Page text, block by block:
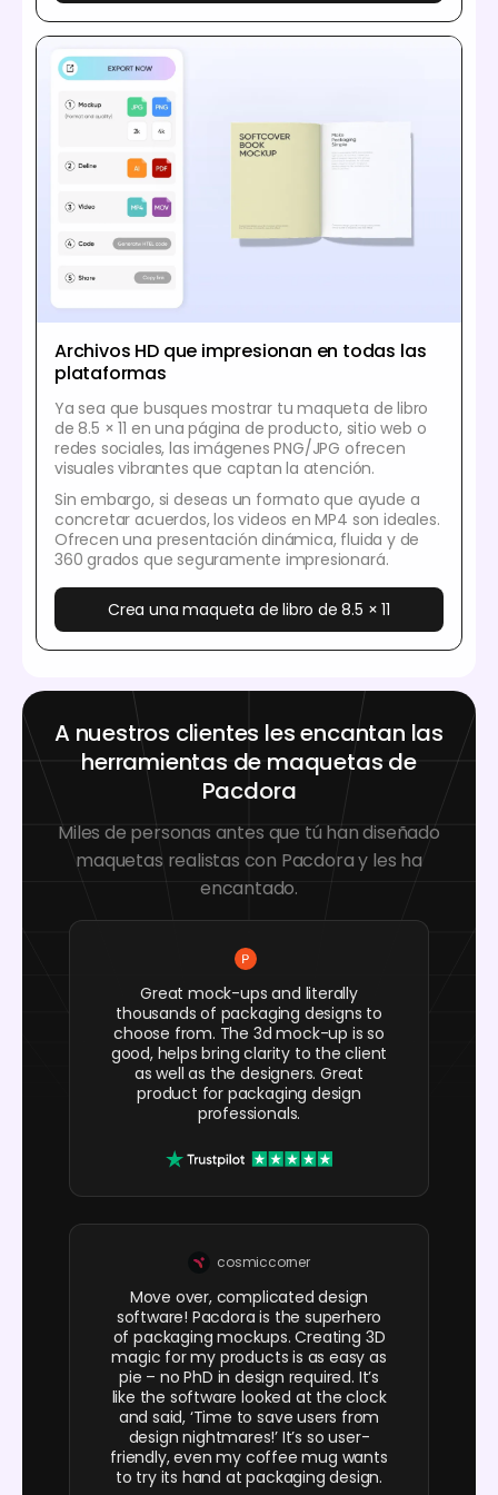
Archivos HD que impresionan en todas las
plataformas
Ya sea que busques mostrar tu maqueta de libro
de 8.5 × 11 en una página de producto, sitio web o
redes sociales, las imágenes PNG/JPG ofrecen
visuales vibrantes que captan la atención.
Sin embargo, si deseas un formato que ayude a
concretar acuerdos, los videos en MP4 son ideales.
Ofrecen una presentación dinámica, fluida y de
360 grados que seguramente impresionará.
Crea una maqueta de libro de 8.5 × 11
A nuestros clientes les encantan las
herramientas de maquetas de
Pacdora
Miles de personas antes que tú han diseñado
maquetas realistas con Pacdora y les ha
encantado.
Great mock-ups and literally
thousands of packaging designs to
choose from. The 3d mock-up is so
good, helps bring clarity to the client
as well as the designers. Great
product for packaging design
professionals.
cosmiccorner
Move over, complicated design
software! Pacdora is the superhero
of packaging mockups. Creating 3D
magic for my products is as easy as
pie – no PhD in design required. It’s
like the software looked at the clock
and said, ‘Time to save users from
design nightmares!’ It’s so user-
friendly, even my coffee mug wants
to try its hand at packaging design.